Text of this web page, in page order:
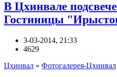
В Цхинвале
Гостиницы
3-03-2014, 21:33
4629
Цхинвал » Фотогалерея-Цхинвал